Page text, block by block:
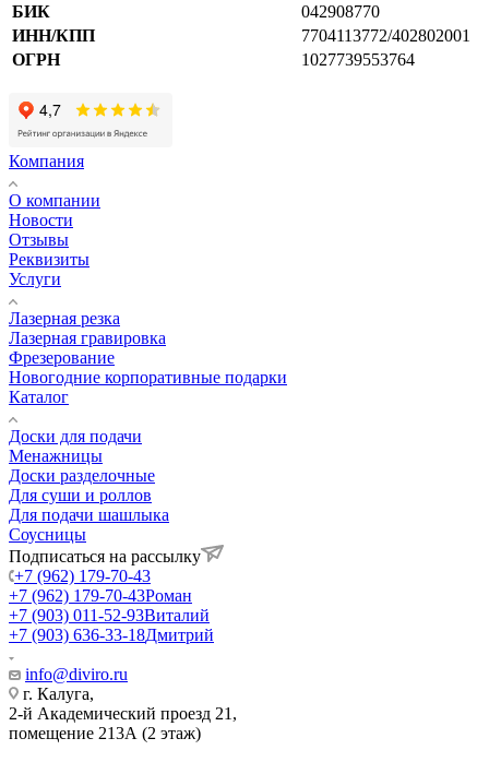
БИК
042908770
ИНН/КПП
7704113772/402802001
ОГРН
1027739553764
Компания
О компании
Новости
Отзывы
Реквизиты
Услуги
Лазерная резка
Лазерная гравировка
Фрезерование
Новогодние корпоративные подарки
Каталог
Доски для подачи
Менажницы
Доски разделочные
Для суши и роллов
Для подачи шашлыка
Соусницы
Подписаться на рассылку
+7 (962) 179-70-43
+7 (962) 179-70-43Роман
+7 (903) 011-52-93Виталий
+7 (903) 636-33-18Дмитрий
info@diviro.ru
г. Калуга,
2-й Академический проезд 21,
помещение 213А (2 этаж)